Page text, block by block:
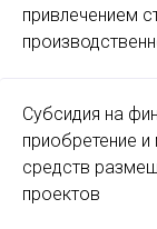
привлечением
Субсидия на
приобретение
средств
проектов